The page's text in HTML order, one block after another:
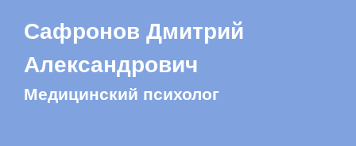
Сафронов Дмитрий
Александрович
Медицинский психолог